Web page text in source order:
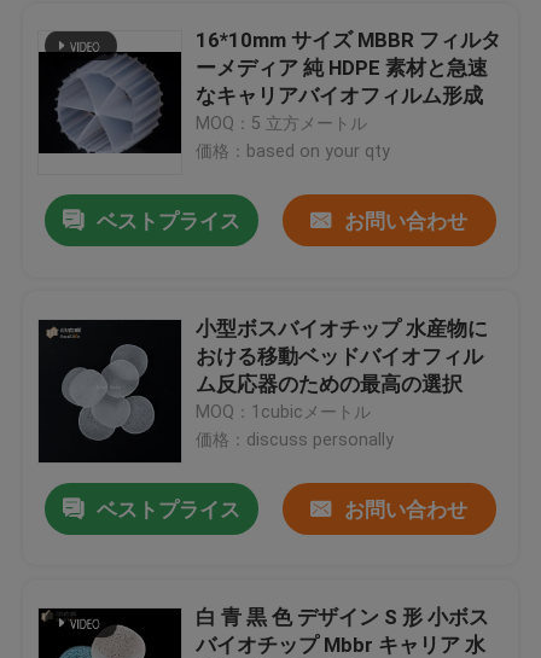
16*10mm サイズ MBBR フィルタ
ーメディア 純 HDPE 素材と急速
なキャリアバイオフィルム形成
MOQ：5 立方メートル
価格：based on your qty
ベストプライス お問い合わせ
小型ボスバイオチップ 水産物に
おける移動ベッドバイオフィル
ム反応器のための最高の選択
MOQ：1cubicメートル
価格：discuss personally
ベストプライス お問い合わせ
白 青 黒 色 デザイン S 形 小ボス
バイオチップ Mbbr キャリア 水